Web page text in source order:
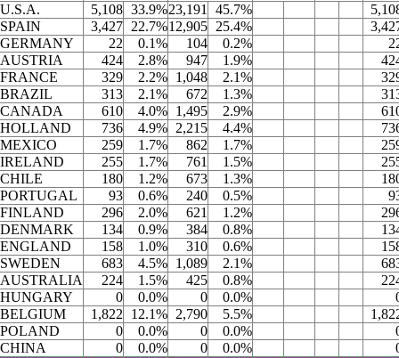
U.S.A.
5,108 33.9%23,191 45.7%
SPAIN
3,427 22.7%12,905 25.4%
GERMANY
22 0.1% 104 0.2%
AUSTRIA
424 2.8% 947 1.9%
FRANCE
329 2.2% 1,048 2.1%
BRAZIL
313 2.1% 672 1.3%
CANADA
610 4.0% 1,495 2.9%
HOLLAND
736 4.9% 2,215 4.4%
MEXICO
259 1.7% 862 1.7%
IRELAND
255 1.7% 761 1.5%
CHILE
180 1.2% 673 1.3%
PORTUGAL
93 0.6% 240 0.5%
FINLAND
296 2.0% 621 1.2%
DENMARK
134 0.9% 384 0.8%
ENGLAND
158 1.0% 310 0.6%
SWEDEN
683 4.5% 1,089 2.1%
AUSTRALIA
224 1.5% 425 0.8%
HUNGARY
0 0.0% 0 0.0%
BELGIUM
1,822 12.1% 2,790 5.5%
POLAND
0 0.0% 0 0.0%
CHINA
0 0.0% 0 0.0%